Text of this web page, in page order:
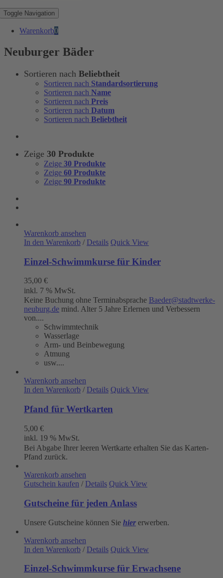
Toggle Navigation
Warenkorb0
Neuburger Bäder
Sortieren nach Beliebtheit
Sortieren nach Standardsortierung
Sortieren nach Name
Sortieren nach Preis
Sortieren nach Datum
Sortieren nach Beliebtheit
Zeige 30 Produkte
Zeige 30 Produkte
Zeige 60 Produkte
Zeige 90 Produkte
Warenkorb ansehen
In den Warenkorb / Details Quick View
Einzel-Schwimmkurse für Kinder
35,00 €
inkl. 7 % MwSt.
Keine Buchung ohne Terminabsprache Baeder@stadtwerke-
neuburg.de mind. Alter 5 Jahre Erlernen und Verbessern
von....
Schwimmtechnik
Wasserlage
Arm- und Beinbewegung
Atmung
usw....
Warenkorb ansehen
In den Warenkorb / Details Quick View
Pfand für Wertkarten
5,00 €
inkl. 19 % MwSt.
Bei Abgabe Ihrer leeren Wertkarte erhalten Sie das Karten-
Pfand zurück.
Warenkorb ansehen
Gutschein kaufen / Details Quick View
Gutscheine für jeden Anlass
Unsere Gutscheine können Sie hier erwerben.
Warenkorb ansehen
In den Warenkorb / Details Quick View
Einzel-Schwimmkurse für Erwachsene